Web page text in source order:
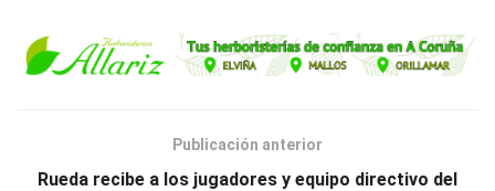
Publicación anterior
Rueda recibe a los jugadores y equipo directivo del